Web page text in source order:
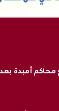
أمبدة بعد